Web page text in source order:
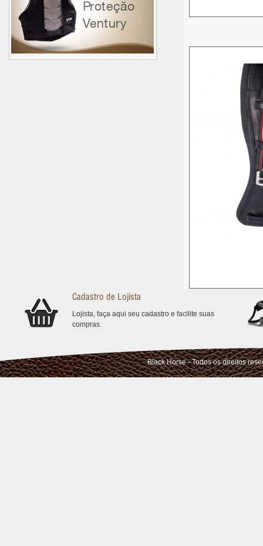
Cadastro de Lojista
Lojista, faça aqui seu cadastro e facilite suas
compras.
Black Horse - Todos os direitos